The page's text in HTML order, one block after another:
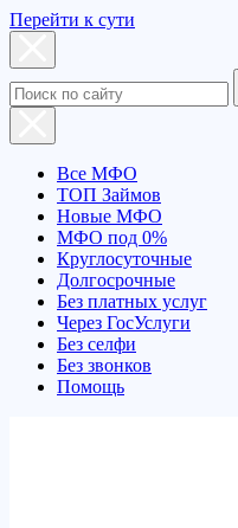
Перейти к сути
Все МФО
ТОП Займов
Новые МФО
МФО под 0%
Круглосуточные
Долгосрочные
Без платных услуг
Через ГосУслуги
Без селфи
Без звонков
Помощь